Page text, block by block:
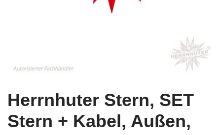
Herrnhuter Stern, SET
Stern + Kabel, Außen,